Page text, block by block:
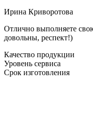
Ирина Криворотова
Отлично выполняете
довольны, респект!)
Качество продукции
Уровень сервиса
Срок изготовления